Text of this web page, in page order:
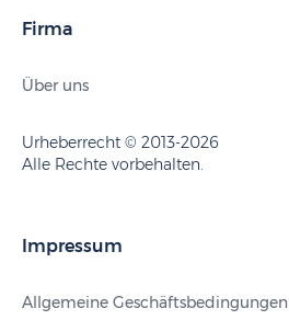
Firma
Über uns
Urheberrecht © 2013-2026
Alle Rechte vorbehalten.
Impressum
Allgemeine Geschäftsbedingungen